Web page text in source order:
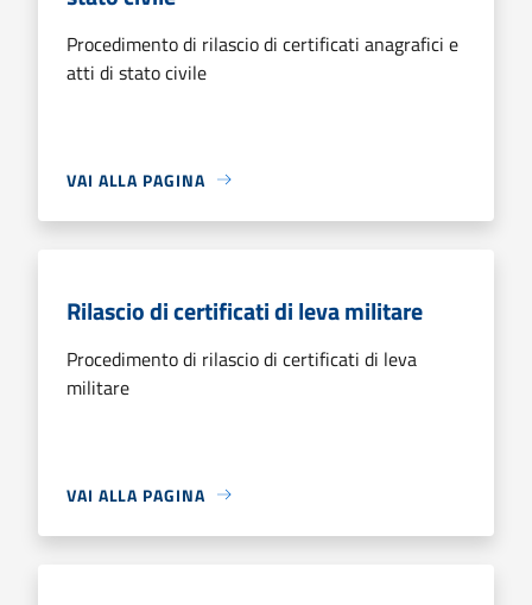
Procedimento di rilascio di certificati anagrafici e
atti di stato civile
VAI ALLA PAGINA
Rilascio di certificati di leva militare
Procedimento di rilascio di certificati di leva
militare
VAI ALLA PAGINA